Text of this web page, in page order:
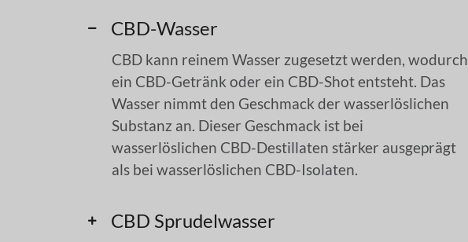
CBD-Wasser
CBD kann reinem Wasser zugesetzt werden, wodurch
ein CBD-Getränk oder ein CBD-Shot entsteht. Das
Wasser nimmt den Geschmack der wasserlöslichen
Substanz an. Dieser Geschmack ist bei
wasserlöslichen CBD-Destillaten stärker ausgeprägt
als bei wasserlöslichen CBD-Isolaten.
CBD Sprudelwasser